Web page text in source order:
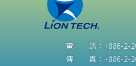
電 話：+886-2-
傳 真：+886-2-